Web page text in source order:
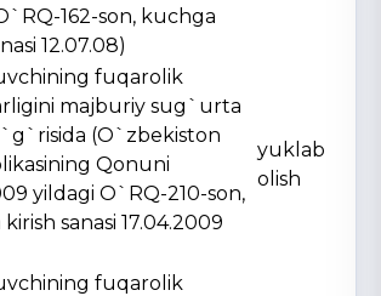
162-son, kuchga
12.07.08)
fuqarolik
majburiy sug`urta
(O`zbekiston
Qonuni
yildagi O`RQ-210-son,
sanasi 17.04.2009
yuklab
olish
fuqarolik